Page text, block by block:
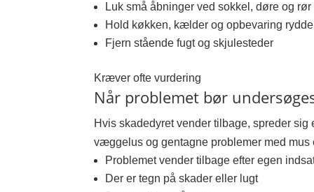
Luk små åbninger ved sokkel, døre og rør
Hold køkken, kælder og opbevaring
Fjern stående fugt og skjulesteder
Kræver ofte vurdering
Når problemet bør
Hvis skadedyret vender tilbage, spreder
væggelus og gentagne problemer med mus
Problemet vender tilbage efter egen
Der er tegn på skader eller lugt